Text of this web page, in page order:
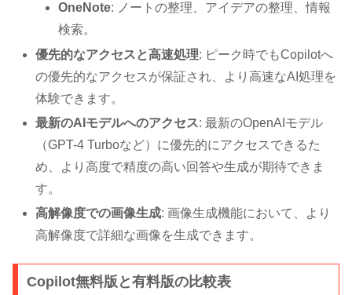
OneNote: ノートの整理、アイデアの整理、情報
検索。
優先的なアクセスと高速処理: ピーク時でもCopilotへ
の優先的なアクセスが保証され、より高速なAI処理を
体験できます。
最新のAIモデルへのアクセス: 最新のOpenAIモデル
（GPT-4 Turboなど）に優先的にアクセスできるた
め、より高度で精度の高い回答や生成が期待できま
す。
高解像度での画像生成: 画像生成機能において、より
高解像度で詳細な画像を生成できます。
Copilot無料版と有料版の比較表